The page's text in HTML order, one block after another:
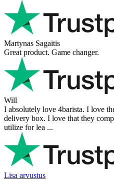
Martynas Sagaitis
Great product. Game changer.
Will
I absolutely love 4barista. I love
delivery box. I love that they
utilize for lea ...
Lisa arvustus